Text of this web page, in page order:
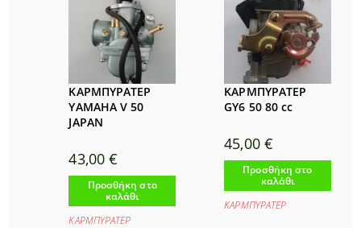
ΚΑΡΜΠΥΡΑΤΕΡ
YAMAHA V 50
JAPAN
43,00€
Προσθήκη στο
καλάθι
ΚΑΡΜΠΥΡΑΤΕΡ
ΚΑΡΜΠΥΡΑΤΕΡ
GY6 50 80 cc
45,00 €
Προσθήκη στο
καλάθι
ΚΑΡΜΠΥΡΑΤΕΡ